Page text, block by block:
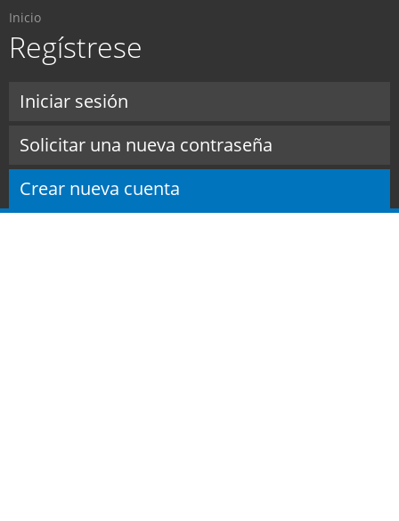
Usted está aquí
Inicio
Regístrese
Iniciar sesión
Solicitar una nueva contraseña
Crear nueva cuenta